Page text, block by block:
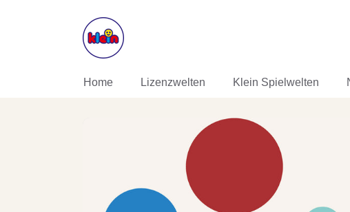
DIREKT ZUM INHALT
Home Lizenzwelten Klein Spielwelten